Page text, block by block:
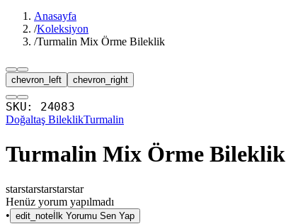
Anasayfa
/Koleksiyon
/Turmalin Mix Örme Bileklik
chevron_left chevron_right
SKU: 24083
Doğaltaş BileklikTurmalin
Turmalin Mix Örme Bileklik
starstarstarstarstar
Henüz yorum yapılmadı
• edit_note İlk Yorumu Sen Yap